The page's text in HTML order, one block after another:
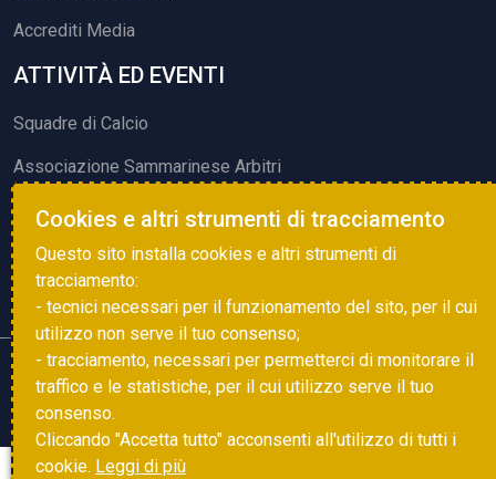
Accrediti Media
ATTIVITÀ ED EVENTI
Squadre di Calcio
Associazione Sammarinese Arbitri
Vota gol e parata
Eventi
Copyright © 2025 FSGC. Tutti i diritti riservati
Privacy Policy
Cookies e altri strumenti di tracciamento
Questo sito installa cookies e altri strumenti di
tracciamento:
- tecnici necessari per il funzionamento del sito, per il cui
utilizzo non serve il tuo consenso;
- tracciamento, necessari per permetterci di monitorare il
traffico e le statistiche, per il cui utilizzo serve il tuo
consenso.
Cliccando "Accetta tutto" acconsenti all'utilizzo di tutti i
cookie. Leggi di più